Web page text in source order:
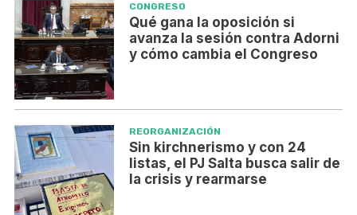
CONGRESO
Qué gana la oposición si
avanza la sesión contra Adorni
y cómo cambia el Congreso
REORGANIZACIÓN
Sin kirchnerismo y con 24
listas, el PJ Salta busca salir de
la crisis y rearmarse